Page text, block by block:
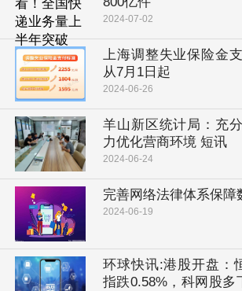
2024-07-02
上海调整失业保险金
从7月1日起
2024-06-26
羊山新区统计局：充
力优化营商环境 短讯
2024-06-24
完善网络法律体系保障
2024-06-19
环球快讯:港股开盘：
指跌0.58%，科网股多